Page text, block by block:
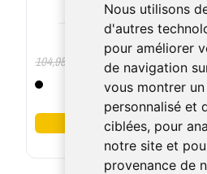
Nous utilisons
d'autres
pour améliorer
de navigation
vous montrer
personnalisé et
ciblées, pour
notre site et
provenance de
104,95 € 73,47 €
Noir